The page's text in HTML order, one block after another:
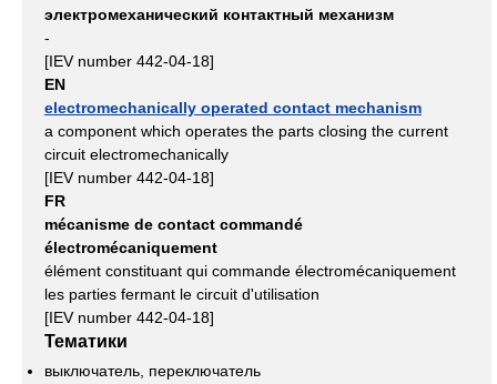
электромеханический контактный механизм
-
[IEV number 442-04-18]
EN
electromechanically operated contact mechanism
a component which operates the parts closing the current
circuit electromechanically
[IEV number 442-04-18]
FR
mécanisme de contact commandé
électromécaniquement
élément constituant qui commande électromécaniquement
les parties fermant le circuit d'utilisation
[IEV number 442-04-18]
Тематики
выключатель, переключатель